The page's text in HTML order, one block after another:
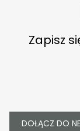
Zapisz
DOŁĄCZ DO